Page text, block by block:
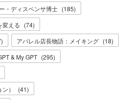
・ディスペンサ博士 (185)
変える (74)
) アパレル店長物語：メイキング (18)
& My GPT (295)
）
(41)